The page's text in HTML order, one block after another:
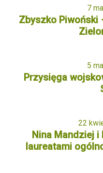
7
Zbyszko Piwoński
5
Przysięga
22
Nina Mandziej
laureatami